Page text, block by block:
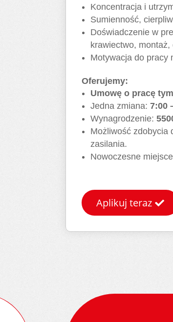
Koncentracja i
Sumienność,
Doświadczenie w
krawiectwo, montaż,
Motywacja do pracy
Oferujemy:
Umowę o pracę
Jedna zmiana:7:00
Wynagrodzenie:
Możliwość zdobycia
zasilania.
Nowoczesne
Aplikuj teraz